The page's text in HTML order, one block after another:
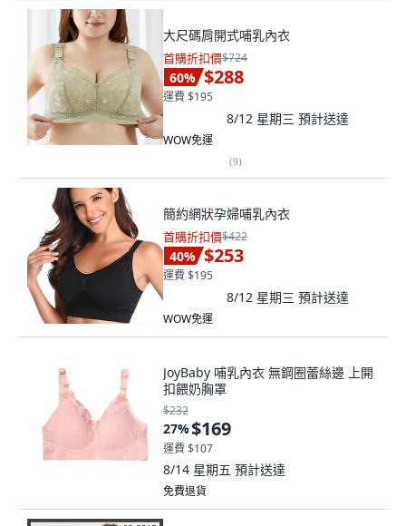
大尺碼肩開式哺乳內衣
首購折扣價$724
60% $288
運費 $195
8/12 星期三 預計送達
WOW免運
(9)
簡約網狀孕婦哺乳內衣
首購折扣價$422
40% $253
運費 $195
8/12 星期三 預計送達
WOW免運
JoyBaby 哺乳內衣 無鋼圈蕾絲邊 上開
扣餵奶胸罩
$232
27%$169
運費 $107
8/14 星期五 預計送達
免費退貨